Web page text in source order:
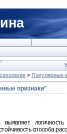
» Популярные
признаки"
выявляет
способа